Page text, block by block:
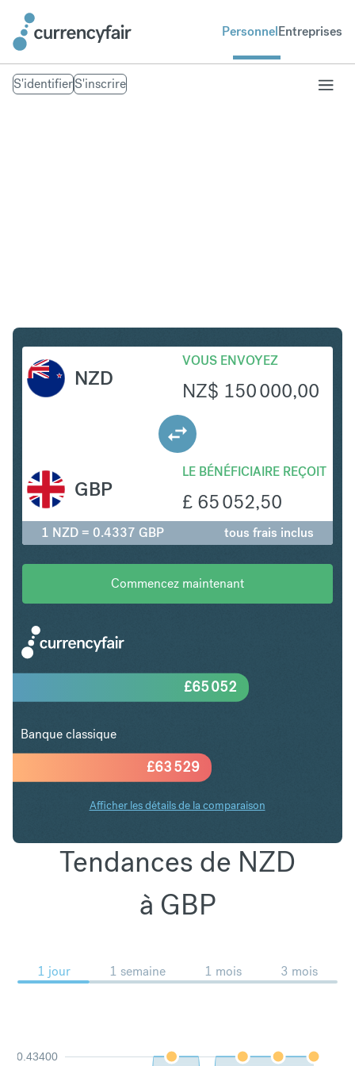
PersonnelEntreprises
S'identifierS'inscrire
NZD
VOUS ENVOYEZ
NZ$ 150 000,00
LE BÉNÉFICIAIRE REÇOIT
£ 65 052,50
GBP
1 NZD = 0.4337 GBP tous frais inclus
Commencez maintenant
£63 529
£65 052
Banque classique
Afficher les détails de la comparaison
Tendances de NZD
à GBP
1 jour 1 semaine 1 mois 3 mois
0.43400